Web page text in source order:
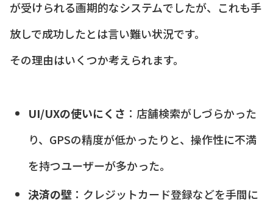
が受けられる画期的なシステムでしたが、これも手
放しで成功したとは言い難い状況です。
その理由はいくつか考えられます。
UI/UXの使いにくさ ：店舗検索がしづらかった
り、GPSの精度が低かったりと、操作性に不満
を持つユーザーが多かった。
決済の壁：クレジットカード登録などを手間に